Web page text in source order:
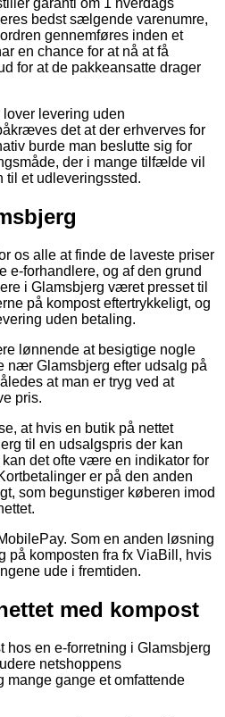
bedst sælgende varenumre,
gennemføres inden et
en chance for at nå at få
for at de pakkeansatte drager
levering uden
det at der erhverves for
burde man beslutte sig for
der i mange tilfælde vil
til et udleveringssted.
os alle at finde de laveste priser
e-forhandlere, og af den grund
i Glamsbjerg været presset til
på kompost eftertrykkeligt, og
uden betaling.
lønnende at besigtige nogle
nær Glamsbjerg efter udsalg på
at man er tryg ved at
pris.
at hvis en butik på nettet
til en udsalgspris der kan
det ofte være en indikator for
er på den anden
som begunstiger køberen imod
Som en anden løsning
på komposten fra fx ViaBill, hvis
ude i fremtiden.
med kompost
hos en e-forretning i Glamsbjerg
netshoppens
mange gange et omfattende